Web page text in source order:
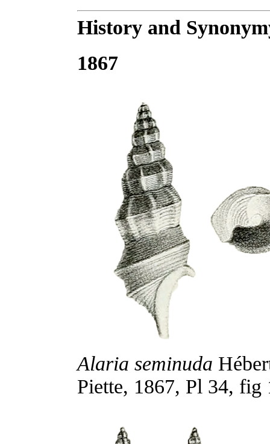
History and
1867
Alaria seminuda
Piette, 1867, Pl 34, fig